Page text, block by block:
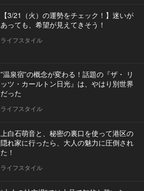
【3/21（火）の運勢をチェック！】迷いが
あっても、希望が見えてきそう！
ライフスタイル
”温泉宿”の概念が変わる！話題の『ザ・ リ
ッツ・カールトン日光』は、やはり別世界
だった
ライフスタイル
上白石萌音と、秘密の裏口を使って港区の
隠れ家に行ったら、大人の魅力に圧倒され
た！
ライフスタイル